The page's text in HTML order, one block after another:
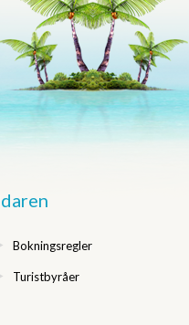
Bokningsregler
Turistbyråer